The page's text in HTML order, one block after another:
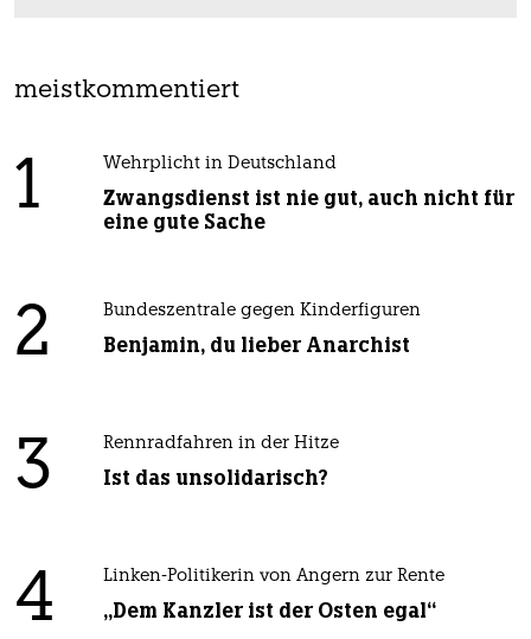
meistkommentiert
1 Wehrplicht in Deutschland
Zwangsdienst ist nie gut, auch nicht für
eine gute Sache
2 Bundeszentrale gegen Kinderfiguren
Benjamin, du lieber Anarchist
3 Rennradfahren in der Hitze
Ist das unsolidarisch?
4 Linken-Politikerin von Angern zur Rente
„Dem Kanzler ist der Osten egal“